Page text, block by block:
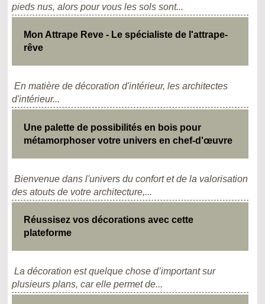
pieds nus, alors pour vous les sols sont...
Mon Attrape Reve - Le spécialiste de l'attrape-
rêve
En matière de décoration d'intérieur, les architectes
d'intérieur...
Une palette de possibilités en bois pour
métamorphoser votre univers en chef-d'œuvre
Bienvenue dans l'univers du confort et de la valorisation
des atouts de votre architecture,...
Réussisez vos décorations avec cette
plateforme
La décoration est quelque chose d’important sur
plusieurs plans, car elle permet de...